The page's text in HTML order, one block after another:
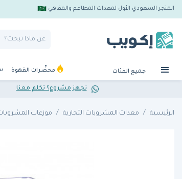
المتجر السعودي الأول لمعدات المطاعم والمقاهي
جميع الفئات محضِّرات القهوة
تجهز مشروع؟ تكلم معنا
الرئيسية معدات المشروبات التجارية موزعات المشروبات